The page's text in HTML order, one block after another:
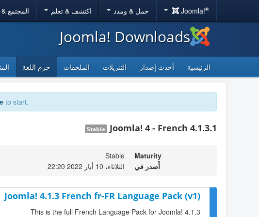
Joomla!® حمل & ومدد اكتشف & تعلم المجتمع
Joomla! Downloads
الرئيسية أحدث إصدار التنزيلات الملحقات حزم اللغة
to start.
Joomla! 4 - French 4.1.3.1
Stable
Maturity
Stable
أٌصدر في
الثلاثاء، 10 أيار 2022 22:20
Joomla! 4.1.3 French fr-FR Language Pack (v1)
This is the full French Language Pack for Joomla! 4.1.3